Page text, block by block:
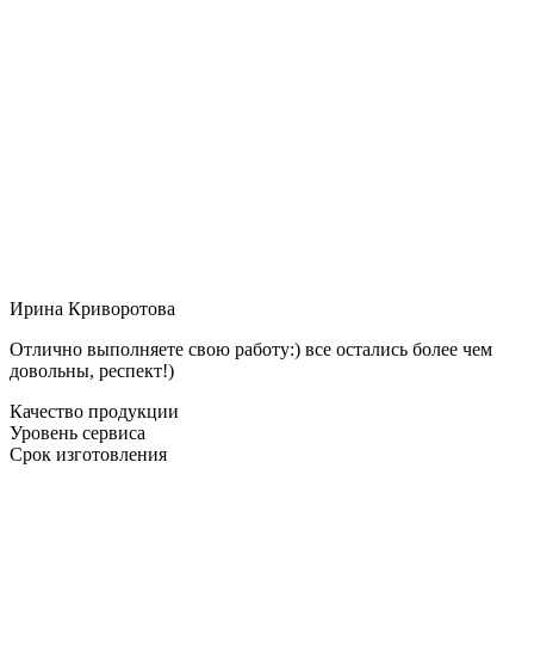
Ирина Криворотова
Отлично выполняете свою работу:) все остались более чем
довольны, респект!)
Качество продукции
Уровень сервиса
Срок изготовления